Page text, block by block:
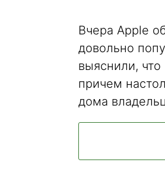
Вчера Apple
довольно
выяснили, что
причем
дома